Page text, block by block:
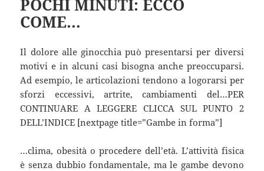
POCHI MINUTI: ECCO
COME…
Il dolore alle ginocchia può presentarsi per diversi
motivi e in alcuni casi bisogna anche preoccuparsi.
Ad esempio, le articolazioni tendono a logorarsi per
sforzi eccessivi, artrite, cambiamenti del…PER
CONTINUARE A LEGGERE CLICCA SUL PUNTO 2
DELL’INDICE [nextpage title=”Gambe in forma”]
…clima, obesità o procedere dell’età. L’attività fisica
è senza dubbio fondamentale, ma le gambe devono